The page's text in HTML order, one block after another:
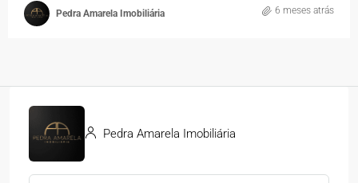
Pedra Amarela Imobiliária 6 meses atrás
Pedra Amarela Imobiliária